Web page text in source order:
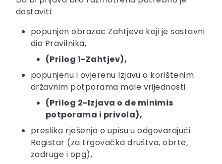
dostaviti:
popunjen obrazac Zahtjeva koji je sastavni
dio Pravilnika,
(Prilog 1-Zahtjev),
popunjenu i ovjerenu Izjavu o korištenim
državnim potporama male vrijednosti
(Prilog 2-Izjava o de minimis
potporama i privola),
preslika rješenja o upisu u odgovarajući
Registar (za trgovačka društva, obrte,
zadruge i opg),